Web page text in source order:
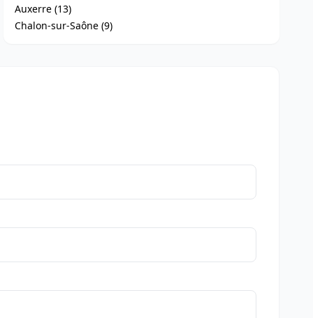
Auxerre (13)
Chalon-sur-Saône (9)